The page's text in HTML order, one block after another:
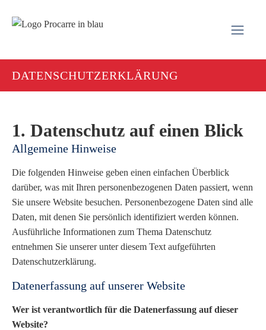
springen
DATENSCHUTZERKLÄRUNG
1. Datenschutz auf einen Blick
Allgemeine Hinweise
Die folgenden Hinweise geben einen einfachen Überblick
darüber, was mit Ihren personenbezogenen Daten passiert, wenn
Sie unsere Website besuchen. Personenbezogene Daten sind alle
Daten, mit denen Sie persönlich identifiziert werden können.
Ausführliche Informationen zum Thema Datenschutz
entnehmen Sie unserer unter diesem Text aufgeführten
Datenschutzerklärung.
Datenerfassung auf unserer Website
Wer ist verantwortlich für die Datenerfassung auf dieser
Website?